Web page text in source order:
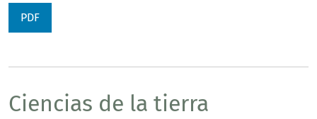
PDF
Ciencias de la tierra